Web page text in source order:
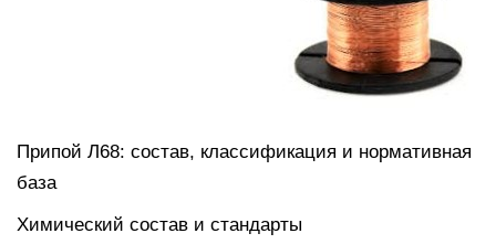
Припой Л68: состав, классификация и нормативная
база
Химический состав и стандарты